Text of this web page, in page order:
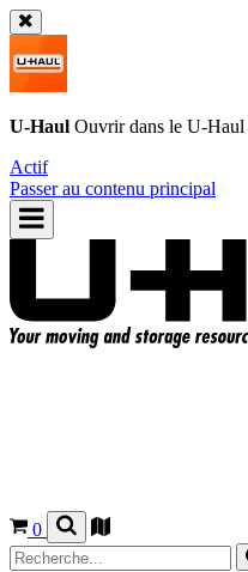
U-Haul Ouvrir dans le U-Haul
Actif
Passer au contenu principal
0